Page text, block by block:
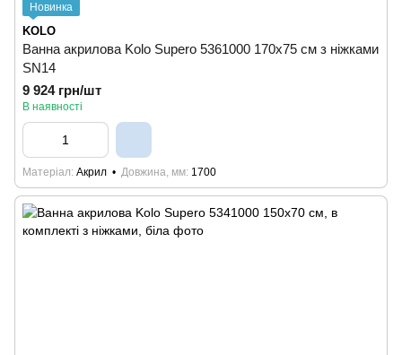
Новинка
KOLO
Ванна акрилова Kolo Supero 5361000 170x75 см з ніжками
SN14
9 924 грн/шт
В наявності
Матеріал Акрил Довжина, мм 1700